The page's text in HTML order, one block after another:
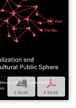
b
€ 30,00
p
€ 30,00